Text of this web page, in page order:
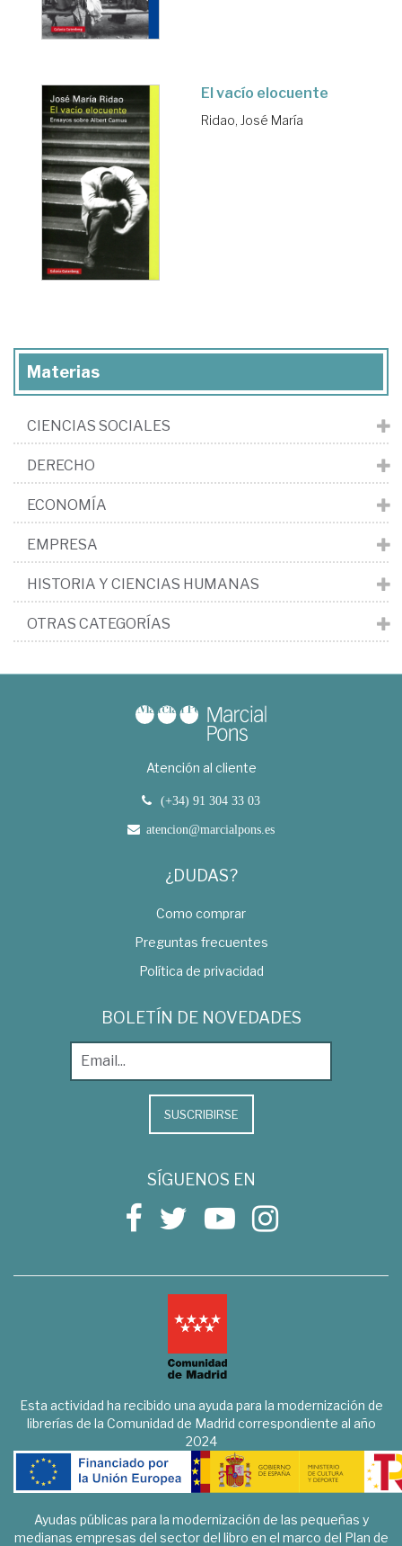
El vacío elocuente
Ridao, José María
Materias
CIENCIAS SOCIALES
DERECHO
ECONOMÍA
EMPRESA
HISTORIA Y CIENCIAS HUMANAS
OTRAS CATEGORÍAS
Atención al cliente
(+34) 91 304 33 03
atencion@marcialpons.es
¿DUDAS?
Como comprar
Preguntas frecuentes
Política de privacidad
BOLETÍN DE NOVEDADES
SUSCRIBIRSE
SÍGUENOS EN
Esta actividad ha recibido una ayuda para la modernización de
librerías de la Comunidad de Madrid correspondiente al año
2024
Ayudas públicas para la modernización de las pequeñas y
medianas empresas del sector del libro en el marco del Plan de